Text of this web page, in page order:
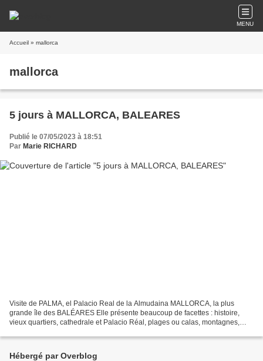
MENU
Accueil » mallorca
mallorca
5 jours à MALLORCA, BALEARES
Publié le 07/05/2023 à 18:51
Par Marie RICHARD
Visite de PALMA, el Palacio Real de la Almudaina MALLORCA, la plus
grande île des BALÉARES Elle présente beaucoup de facettes : histoire,
vieux quartiers, cathedrale et Palacio Réal, plages ou calas, montagnes,
Hébergé par Overblog